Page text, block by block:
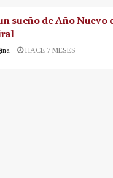
sueño de Año Nuevo
HACE 7 MESES